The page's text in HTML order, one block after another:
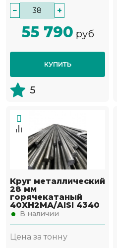
− +
55 790 руб
КУПИТЬ
5
Круг металлический
28 мм
горячекатаный
40ХН2МА/AISI 4340
В наличии
Цена за тонну